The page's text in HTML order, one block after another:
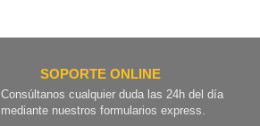
SOPORTE ONLINE
Consúltanos cualquier duda las 24h del día
mediante nuestros formularios express.